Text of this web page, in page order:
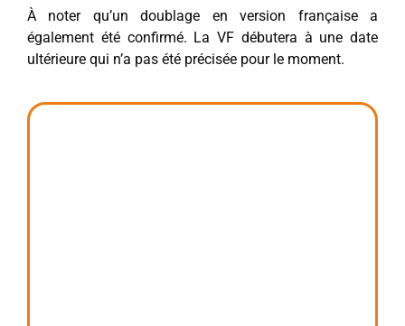
À noter qu’un doublage en version française a
également été confirmé. La VF débutera à une date
ultérieure qui n’a pas été précisée pour le moment.